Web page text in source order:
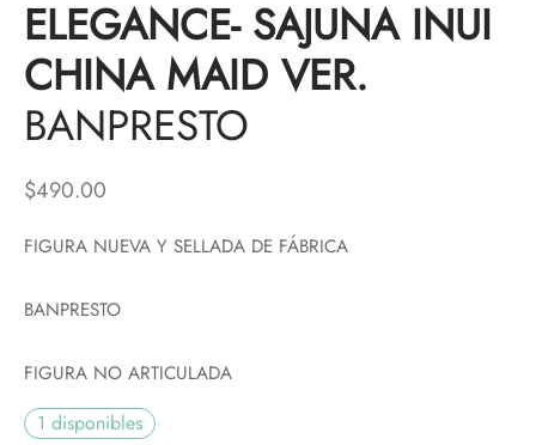
ELEGANCE- SAJUNA INUI
CHINA MAID VER.
BANPRESTO
$490.00
FIGURA NUEVA Y SELLADA DE FÁBRICA
BANPRESTO
FIGURA NO ARTICULADA
1 disponibles